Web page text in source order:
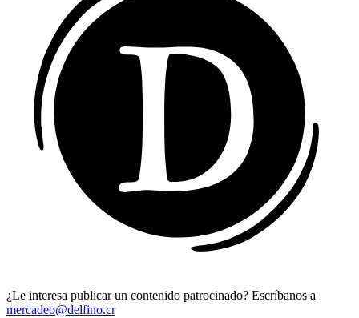
¿Le interesa publicar un contenido patrocinado? Escríbanos a
mercadeo@delfino.cr